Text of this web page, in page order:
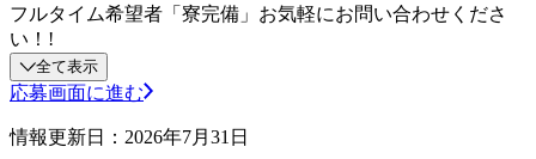
フルタイム希望者「寮完備」お気軽にお問い合わせくださ
い！!
全て表示
応募画面に進む
情報更新日：2026年7月31日